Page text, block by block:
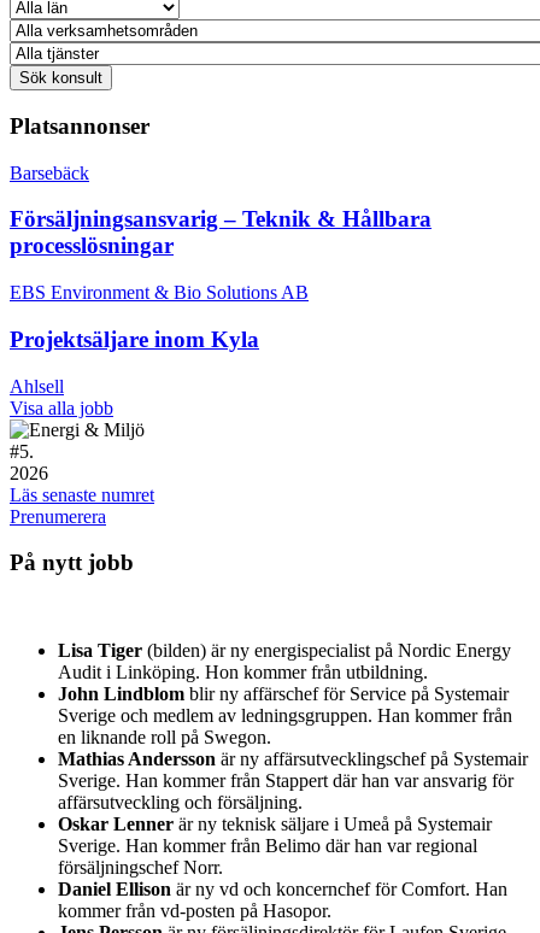
Platsannonser
Barsebäck
Försäljningsansvarig – Teknik & Hållbara
processlösningar
EBS Environment & Bio Solutions AB
Projektsäljare inom Kyla
Ahlsell
Visa alla jobb
#5.
2026
Läs senaste numret
Prenumerera
På nytt jobb
Lisa Tiger (bilden) är ny energispecialist på Nordic Energy
Audit i Linköping. Hon kommer från utbildning.
John Lindblom blir ny affärschef för Service på Systemair
Sverige och medlem av ledningsgruppen. Han kommer från
en liknande roll på Swegon.
Mathias Andersson är ny affärsutvecklingschef på Systemair
Sverige. Han kommer från Stappert där han var ansvarig för
affärsutveckling och försäljning.
Oskar Lenner är ny teknisk säljare i Umeå på Systemair
Sverige. Han kommer från Belimo där han var regional
försäljningschef Norr.
Daniel Ellison är ny vd och koncernchef för Comfort. Han
kommer från vd-posten på Hasopor.